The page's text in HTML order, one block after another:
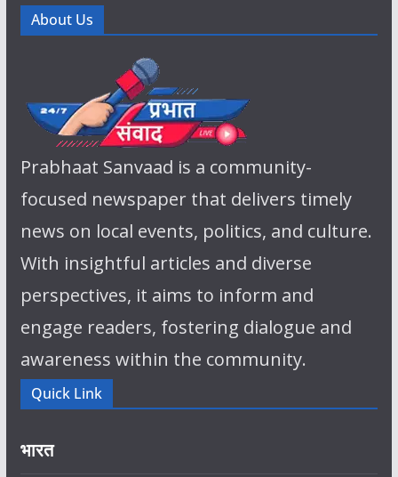
About Us
Prabhaat Sanvaad is a community-
focused newspaper that delivers timely
news on local events, politics, and culture.
With insightful articles and diverse
perspectives, it aims to inform and
engage readers, fostering dialogue and
awareness within the community.
Quick Link
भारत